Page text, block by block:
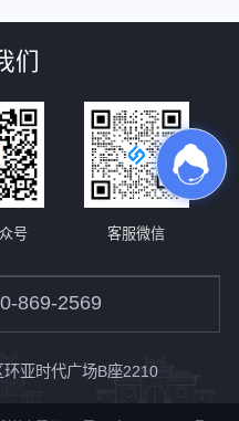
们
号 客服微信
869-2569
亚时代广场B座2210